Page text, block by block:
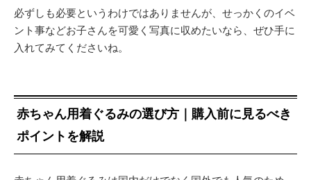
必ずしも必要というわけではありませんが、せっかくのイベ
ント事などお子さんを可愛く写真に収めたいなら、ぜひ手に
入れてみてくださいね。
赤ちゃん用着ぐるみの選び方｜購入前に見るべき
ポイントを解説